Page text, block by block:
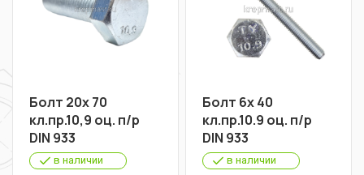
Болт 20х 70
кл.пр.10,9 оц. п/р
DIN 933
в наличии
Болт 6х 40
кл.пр.10.9 оц. п/р
DIN 933
в наличии